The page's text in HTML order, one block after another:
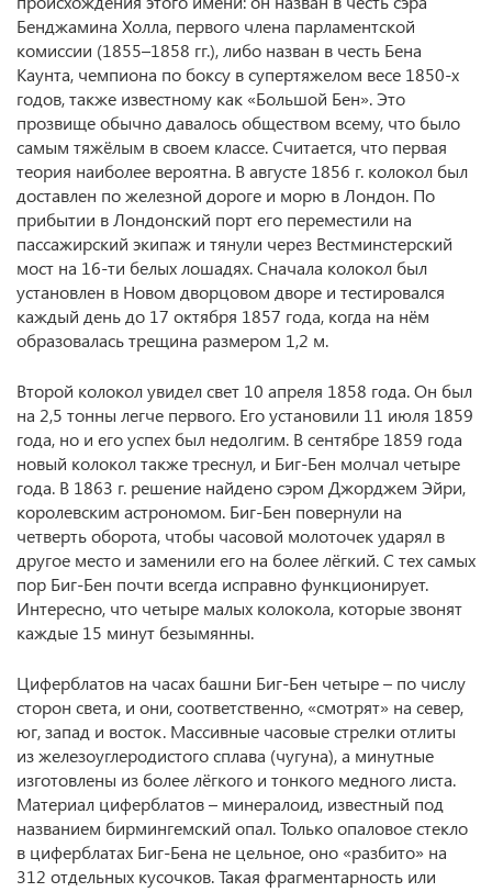
Бенджамина Холла, первого члена парламентской
комиссии (1855–1858 гг.), либо назван в честь Бена
Каунта, чемпиона по боксу в супертяжелом весе 1850-х
годов, также известному как «Большой Бен». Это
прозвище обычно давалось обществом всему, что было
самым тяжёлым в своем классе. Считается, что первая
теория наиболее вероятна. В августе 1856 г. колокол был
доставлен по железной дороге и морю в Лондон. По
прибытии в Лондонский порт его переместили на
пассажирский экипаж и тянули через Вестминстерский
мост на 16-ти белых лошадях. Сначала колокол был
установлен в Новом дворцовом дворе и тестировался
каждый день до 17 октября 1857 года, когда на нём
образовалась трещина размером 1,2 м.
Второй колокол увидел свет 10 апреля 1858 года. Он был
на 2,5 тонны легче первого. Его установили 11 июля 1859
года, но и его успех был недолгим. В сентябре 1859 года
новый колокол также треснул, и Биг-Бен молчал четыре
года. В 1863 г. решение найдено сэром Джорджем Эйри,
королевским астрономом. Биг-Бен повернули на
четверть оборота, чтобы часовой молоточек ударял в
другое место и заменили его на более лёгкий. С тех самых
пор Биг-Бен почти всегда исправно функционирует.
Интересно, что четыре малых колокола, которые звонят
каждые 15 минут безымянны.
Циферблатов на часах башни Биг-Бен четыре – по числу
сторон света, и они, соответственно, «смотрят» на север,
юг, запад и восток. Массивные часовые стрелки отлиты
из железоуглеродистого сплава (чугуна), а минутные
изготовлены из более лёгкого и тонкого медного листа.
Материал циферблатов – минералоид, известный под
названием бирмингемский опал. Только опаловое стекло
в циферблатах Биг-Бена не цельное, оно «разбито» на
312 отдельных кусочков. Такая фрагментарность или